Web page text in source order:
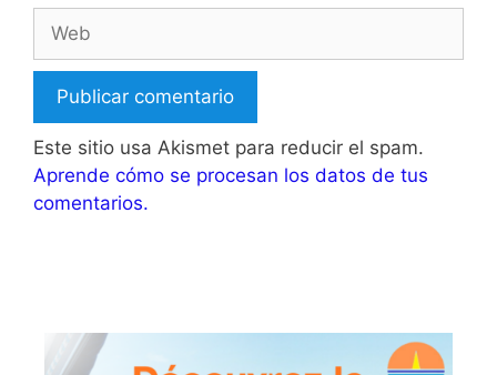
Web
Este sitio usa Akismet para reducir el spam.
Aprende cómo se procesan los datos de tus
comentarios.